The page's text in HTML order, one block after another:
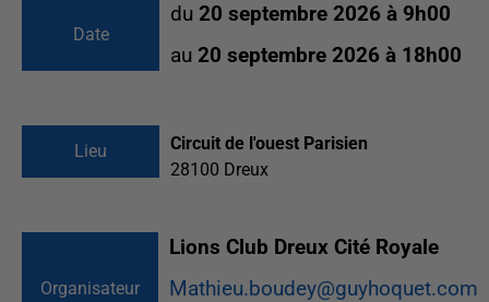
Date
du 20 septembre 2026 à 9h00
au 20 septembre 2026 à 18h00
Lieu
Circuit de l'ouest Parisien
28100 Dreux
Organisateur
Lions Club Dreux Cité Royale
Mathieu.boudey@guyhoquet.com